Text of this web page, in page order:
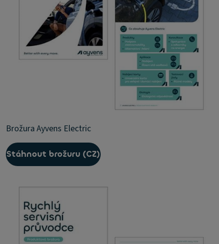
Brožura Ayvens Electric
Stáhnout brožuru (CZ)